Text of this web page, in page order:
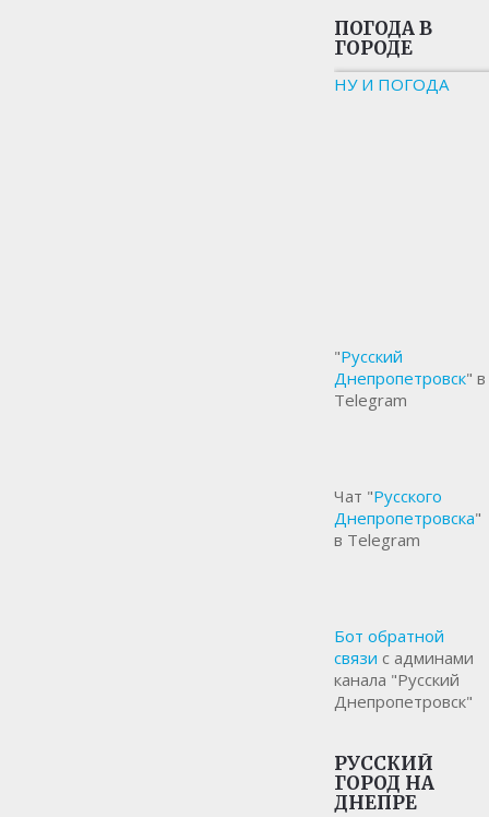
ПОГОДА В
ГОРОДЕ
НУ И ПОГОДА
"Русский
Днепропетровск" в
Telegram
Чат "Русского
Днепропетровска"
в Telegram
Бот обратной
связи с админами
канала "Русский
Днепропетровск"
РУССКИЙ
ГОРОД НА
ДНЕПРЕ